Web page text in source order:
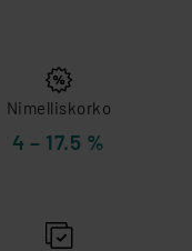
Nimelliskorko
4 – 17.5 %